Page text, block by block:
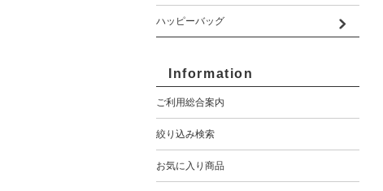
ハッピーバッグ
Information
ご利用総合案内
絞り込み検索
お気に入り商品